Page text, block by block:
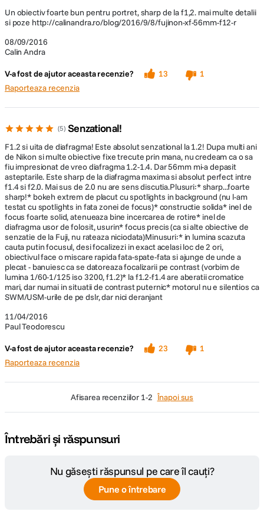
08/09/2016
Calin Andra
Un obiectiv foarte bun pentru portret, sharp de la f1,2. mai multe detalii
si poze http://calinandra.ro/blog/2016/9/8/fujinon-xf-56mm-f12-r
V-a fost de ajutor aceasta recenzie? 13
1
Raporteaza recenzia
5 Senzational!
11/04/2016
Paul Teodorescu
F1.2 si uita de diafragma! Este absolut senzational la 1.2! Dupa multi ani
de Nikon si multe obiective fixe trecute prin mana, nu credeam ca o sa
fiu impresionat de vreo diafragma 1.2-1.4. Dar 56mm mi-a depasit
asteptarile. Este sharp de la diafragma maxima si absolut perfect intre
f1.4 si f2.0. Mai sus de 2.0 nu are sens discutia.Plusuri:* sharp...foarte
sharp!* bokeh extrem de placut cu spotlights in background (nu l-am
testat cu spotlights in fata zonei de focus)* constructie solida* inel de
focus foarte solid, atenueaza bine incercarea de rotire* inel de
diafragma usor de folosit, usurin* focus precis (ca si alte obiective de
senzatie de la Fuji, nu rateaza niciodata)Minusuri:* in lumina scazuta
cauta putin focusul, desi focalizezi in exact acelasi loc de 2 ori,
obiectivul face o miscare rapida fata-spate-fata si ajunge de unde a
plecat - banuiesc ca se datoreaza focalizarii pe contrast (vorbim de
lumina 1/60-1/125 iso 3200, f1.2)* la f1.2-f1.4 are aberatii cromatice
mari, dar numai in situatii de contrast puternic* motorul nu e silentios ca
SWM/USM-urile de pe dslr, dar nici deranjant
V-a fost de ajutor aceasta recenzie? 23
1
Raporteaza recenzia
afisarea recenziilor 1-2 Înapoi sus
Întrebări și răspunsuri
Nu găsești răspunsul pe care îl cauți?
Pune o întrebare